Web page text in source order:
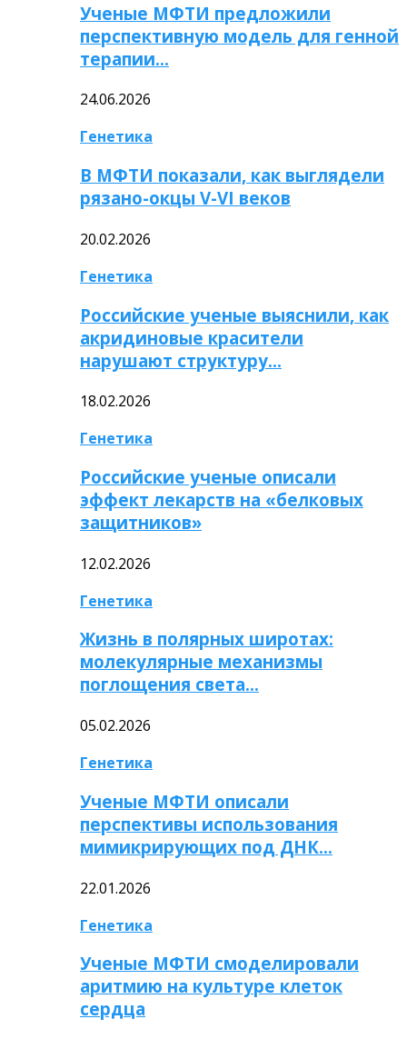
Ученые МФТИ предложили
перспективную модель для генной
терапии…
24.06.2026
Генетика
В МФТИ показали, как выглядели
рязано-окцы V-VI веков
20.02.2026
Генетика
Российские ученые выяснили, как
акридиновые красители
нарушают структуру…
18.02.2026
Генетика
Российские ученые описали
эффект лекарств на «белковых
защитников»
12.02.2026
Генетика
Жизнь в полярных широтах:
молекулярные механизмы
поглощения света…
05.02.2026
Генетика
Ученые МФТИ описали
перспективы использования
мимикрирующих под ДНК…
22.01.2026
Генетика
Ученые МФТИ смоделировали
аритмию на культуре клеток
сердца